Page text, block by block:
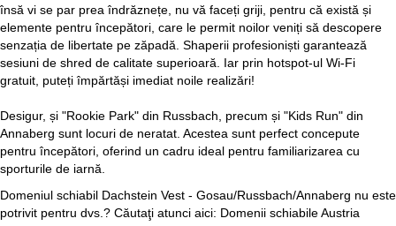
însă vi se par prea îndrăznețe, nu vă faceți griji, pentru că există și
elemente pentru începători, care le permit noilor veniți să descopere
senzația de libertate pe zăpadă. Shaperii profesioniști garantează
sesiuni de shred de calitate superioară. Iar prin hotspot-ul Wi-Fi
gratuit, puteți împărtăși imediat noile realizări!
Desigur, și "Rookie Park" din Russbach, precum și "Kids Run" din
Annaberg sunt locuri de neratat. Acestea sunt perfect concepute
pentru începători, oferind un cadru ideal pentru familiarizarea cu
sporturile de iarnă.
Domeniul schiabil Dachstein Vest - Gosau/Russbach/Annaberg nu este
potrivit pentru dvs.? Căutaţi atunci aici: Domenii schiabile Austria